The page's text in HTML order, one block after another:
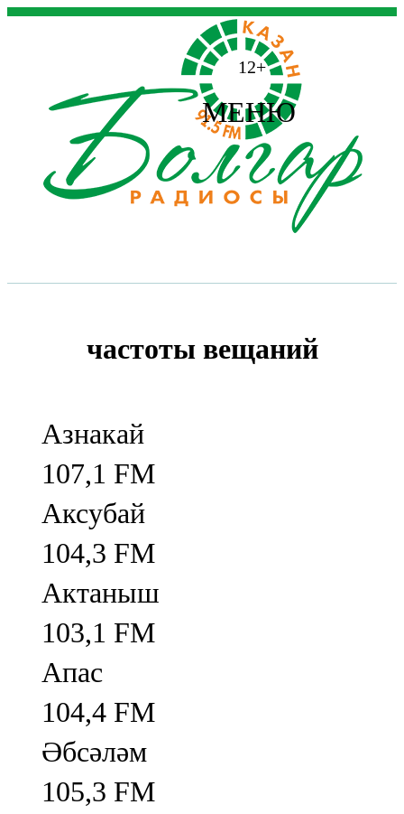
12+
МЕНЮ
частоты вещаний
Азнакай
107,1 FM
Аксубай
104,3 FM
Актаныш
103,1 FM
Апас
104,4 FM
Әбсәләм
105,3 FM